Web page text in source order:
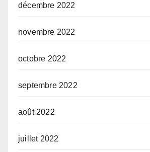
décembre 2022
novembre 2022
octobre 2022
septembre 2022
août 2022
juillet 2022